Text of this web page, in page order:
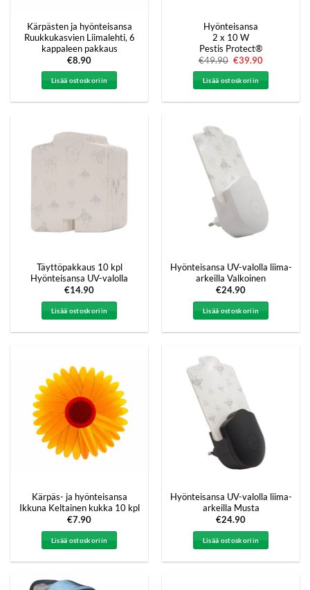
Kärpästen ja hyönteisansa
Ruukkukasvien Liimalehti, 6
kappaleen pakkaus
€8.90
Lisää ostoskoriin
Hyönteisansa
2 x 10 W
Pestis Protect®
€49.90 Alkuperäinen
oli:
€49.90.
€39.90Nykyinen
Lisää ostoskoriin
Täyttöpakkaus 10 kpl
Hyönteisansa UV-valolla
€14.90
Lisää ostoskoriin
Hyönteisansa UV-valolla liima-
arkeilla Valkoinen
€24.90
Lisää ostoskoriin
Kärpäs- ja hyönteisansa
Ikkuna Keltainen kukka 10 kpl
€7.90
Lisää ostoskoriin
Hyönteisansa UV-valolla liima-
arkeilla Musta
€24.90
Lisää ostoskoriin